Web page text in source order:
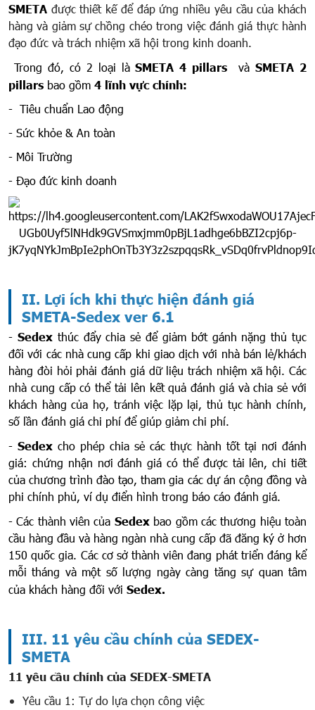
SMETA được thiết kế để đáp ứng nhiều yêu cầu của khách
hàng và giảm sự chồng chéo trong việc đánh giá thực hành
đạo đức và trách nhiệm xã hội trong kinh doanh.
Trong đó, có 2 loại làSMETA 4 pillars vàSMETA 2
pillars bao gồm 4 lĩnh vực chính:
- Tiêu chuẩn Lao động
- Sức khỏe & An toàn
- Môi Trường
- Đạo đức kinh doanh
II. Lợi ích khi thực hiện đánh giá
SMETA-Sedex ver 6.1
- Sedexthúc đẩy chia sẻ để giảm bớt gánh nặng thủ tục
đối với các nhà cung cấp khi giao dịch với nhà bán lẻ/khách
hàng đòi hỏi phải đánh giá dữ liệu trách nhiệm xã hội. Các
nhà cung cấp có thể tải lên kết quả đánh giá và chia sẻ với
khách hàng của họ, tránh việc lặp lại, thủ tục hành chính,
số lần đánh giá chi phí để giúp giảm chi phí.
- Sedex cho phép chia sẻ các thực hành tốt tại nơi đánh
giá: chứng nhận nơi đánh giá có thể được tải lên, chi tiết
của chương trình đào tạo, tham gia các dự án cộng đồng và
phi chính phủ, ví dụ điển hình trong báo cáo đánh giá.
- Các thành viên của Sedexbao gồm các thương hiệu toàn
cầu hàng đầu và hàng ngàn nhà cung cấp đã đăng ký ở hơn
150 quốc gia. Các cơ sở thành viên đang phát triển đáng kể
mỗi tháng và một số lượng ngày càng tăng sự quan tâm
của khách hàng đối với Sedex.
III. 11 yêu cầu chính của SEDEX-
SMETA
11 yêu cầu chính của SEDEX-SMETA
Yêu cầu 1: Tự do lựa chọn công việc